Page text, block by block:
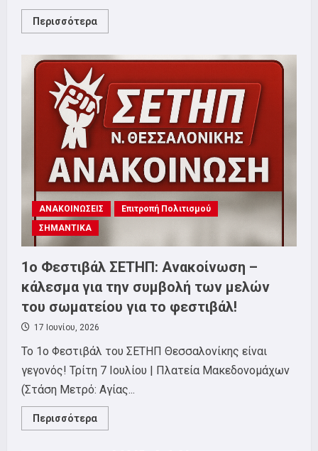
Περισσότερα
more
μεγάλη
ολοκληρώθηκε
το
1ο
Φεστιβάλ
του
ΣΕΤΗΠ.
ΑΝΑΚΟΙΝΩΣΕΙΣ
Επιτροπή Πολιτισμού
ΣΗΜΑΝΤΙΚΑ
1o Φεστιβάλ ΣΕΤΗΠ: Ανακοίνωση –
κάλεσμα για την συμβολή των μελών
του σωματείου για το φεστιβάλ!
17 Ιουνίου, 2026
To 1o Φεστιβάλ του ΣΕΤΗΠ Θεσσαλονίκης είναι
γεγονός! Τρίτη 7 Ιουλίου | Πλατεία Μακεδονομάχων
(Στάση Μετρό: Αγίας...
Περισσότερα
more